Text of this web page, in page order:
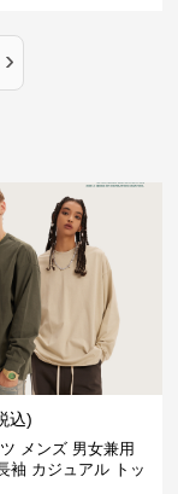
›
込)
メンズ 男女兼用
袖 カジュアル トッ